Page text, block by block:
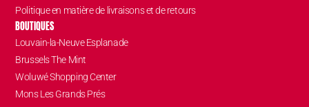
Politique en matière de livraisons et de retours
BOUTIQUES
Louvain-la-Neuve Esplanade
Brussels The Mint
Woluwé Shopping Center
Mons Les Grands Prés